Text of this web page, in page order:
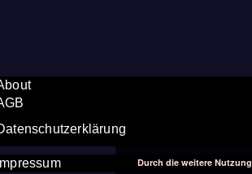
Durch die weitere Nutzung